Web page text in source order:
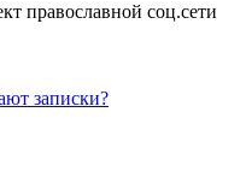
православной соц.сети
записки?